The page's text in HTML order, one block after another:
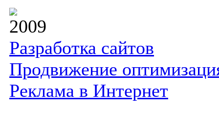
2009
Разработка сайтов
Продвижение
Реклама в Интернет